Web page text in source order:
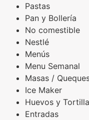
Pastas
Pan y Bollería
No comestible
Nestlé
Menús
Menu Semanal
Masas /
Ice Maker
Huevos y
Entradas